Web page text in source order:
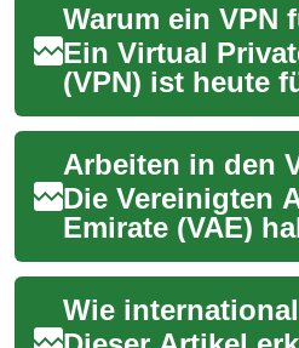
Ein Virtual
(VPN) ist heute
Computer‑ und
Internet‑Nutzer
Baustein, um
Die Vereinigten
Emirate (VAE)
den letzten
einem
Arbeitss...